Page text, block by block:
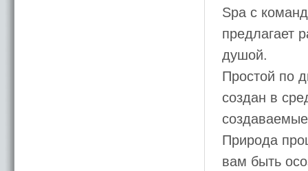
Spa с
предлагает
душой.
Простой по
создан в
Природа
вам быть